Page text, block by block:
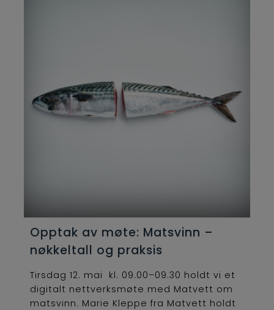
Opptak av møte: Matsvinn –
nøkkeltall og praksis
Tirsdag 12. mai kl. 09.00–09.30 holdt vi et
digitalt nettverksmøte med Matvett om
matsvinn. Marie Kleppe fra Matvett holdt